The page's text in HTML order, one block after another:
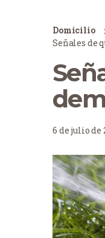
Domicilio
Señales de
6 de julio de